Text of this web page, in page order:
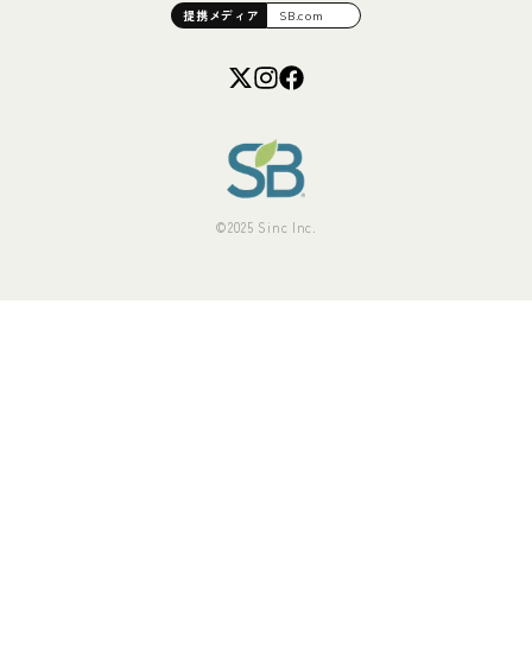
©2025 Sinc Inc.
提携メディア SB.com